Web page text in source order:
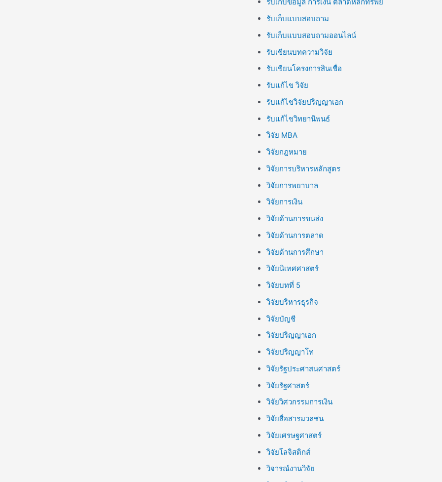
รับเก็บแบบสอบถาม
รับเก็บแบบสอบถามออนไลน์
รับเขียนบทความวิจัย
รับเขียนโครงการสินเชื่อ
รับแก้ไข วิจัย
รับแก้ไขวิจัยปริญญาเอก
รับแก้ไขวิทยานิพนธ์
วิจัย MBA
วิจัยกฎหมาย
วิจัยการบริหารหลักสูตร
วิจัยการพยาบาล
วิจัยการเงิน
วิจัยด้านการขนส่ง
วิจัยด้านการตลาด
วิจัยด้านการศึกษา
วิจัยนิเทศศาสตร์
วิจัยบทที่ 5
วิจัยบริหารธุรกิจ
วิจัยบัญชี
วิจัยปริญญาเอก
วิจัยปริญญาโท
วิจัยรัฐประศาสนศาสตร์
วิจัยรัฐศาสตร์
วิจัยวิศวกรรมการเงิน
วิจัยสื่อสารมวลชน
วิจัยเศรษฐศาสตร์
วิจัยโลจิสติกส์
วิจารณ์งานวิจัย